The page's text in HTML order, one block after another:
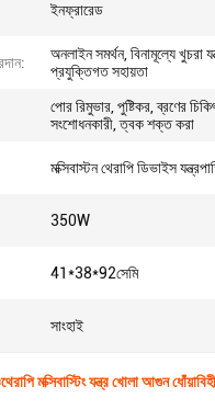
ইনফ্রারেড
অনলাইন সমর্থন, বিনামূল্যে খুচরা
প্রযুক্তিগত সহায়তা
পোর রিমুভার, পুষ্টিকর, ব্রণের
সংশোধনকারী, ত্বক শক্ত করা
মক্সিবাস্টন থেরাপি ডিভাইস
350W
41*38*92সেমি
সাংহাই
মক্সিবাস্টিং যন্ত্র খোলা আগুন